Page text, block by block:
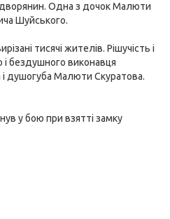
дворянин. Одна з дочок Малюти
Шуйського.
тисячі жителів. Рішучість і
і бездушного виконавця
і душогуба Малюти Скуратова.
у бою при взятті замку